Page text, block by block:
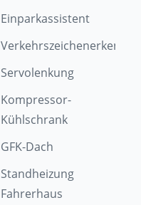
Einparkassistent
Servolenkung
Kompressor-
Kühlschrank
GFK-Dach
Standheizung
Fahrerhaus